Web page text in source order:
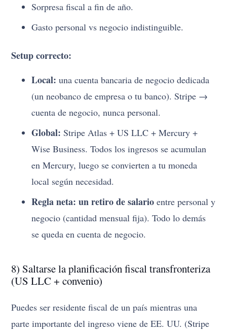
Sorpresa fiscal a fin de año.
Gasto personal vs negocio indistinguible.
Setup correcto:
Local: una cuenta bancaria de negocio dedicada
(un neobanco de empresa o tu banco). Stripe →
cuenta de negocio, nunca personal.
Global: Stripe Atlas + US LLC + Mercury +
Wise Business. Todos los ingresos se acumulan
en Mercury, luego se convierten a tu moneda
local según necesidad.
Regla neta: un retiro de salario entre personal y
negocio (cantidad mensual fija). Todo lo demás
se queda en cuenta de negocio.
8) Saltarse la planificación fiscal transfronteriza
(US LLC + convenio)
Puedes ser residente fiscal de un país mientras una
parte importante del ingreso viene de EE. UU. (Stripe